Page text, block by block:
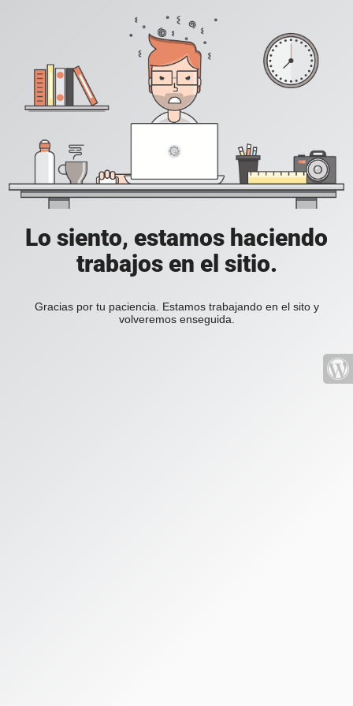
Lo siento, estamos haciendo
trabajos en el sitio.
Gracias por tu paciencia. Estamos trabajando en el sito y
volveremos enseguida.